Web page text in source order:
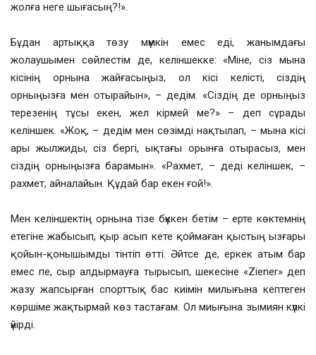
жолға неге шығасың?!».
Бұдан артыққа төзу мүмкін емес еді, жанымдағы
жолаушымен сөйлестім де, келіншекке: «Міне, сіз мына
кісінің орнына жайғасыңыз, ол кісі келісті, сіздің
орныңызға мен отырайын», – дедім. «Сіздің де орныңыз
терезенің тұсы екен, жел кірмей ме?» – деп сұрады
келіншек. «Жоқ, – дедім мен сөзімді нақтылап, – мына кісі
ары жылжиды, сіз бергі, ықтағы орынға отырасыз, мен
сіздің орныңызға барамын». «Рахмет, – деді келіншек, –
рахмет, айналайын. Құдай бар екен ғой!».
Мен келіншектің орнына тізе бүккен бетім – ерте көктемнің
етегіне жабысып, қыр асып кете қоймаған қыстың ызғары
қойын-қонышымды тінтіп өтті. Әйтсе де, еркек атым бар
емес пе, сыр алдырмауға тырысып, шекесіне «Ziener» деп
жазу жапсырған спорттық бас киімін милығына кептеген
көршіме жақтырмай көз тастағам. Ол миығына зымиян күлкі
үйірді.